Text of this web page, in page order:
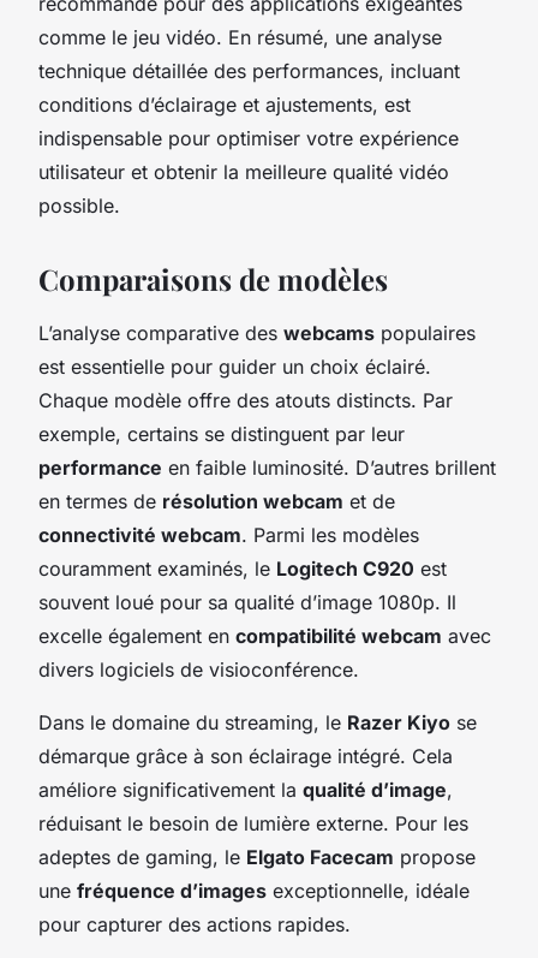
comme le jeu vidéo. En résumé, une analyse
technique détaillée des performances, incluant
conditions d’éclairage et ajustements, est
indispensable pour optimiser votre expérience
utilisateur et obtenir la meilleure qualité vidéo
possible.
Comparaisons de modèles
L’analyse comparative des webcams populaires
est essentielle pour guider un choix éclairé.
Chaque modèle offre des atouts distincts. Par
exemple, certains se distinguent par leur
performance en faible luminosité. D’autres brillent
en termes de résolution webcam et de
connectivité webcam. Parmi les modèles
couramment examinés, le Logitech C920 est
souvent loué pour sa qualité d’image 1080p. Il
excelle également en compatibilité webcam avec
divers logiciels de visioconférence.
Dans le domaine du streaming, le Razer Kiyo se
démarque grâce à son éclairage intégré. Cela
améliore significativement la qualité d’image,
réduisant le besoin de lumière externe. Pour les
adeptes de gaming, le Elgato Facecam propose
une fréquence d’images exceptionnelle, idéale
pour capturer des actions rapides.